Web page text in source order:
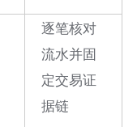
逐笔核对
流水并固
定交易证
据链